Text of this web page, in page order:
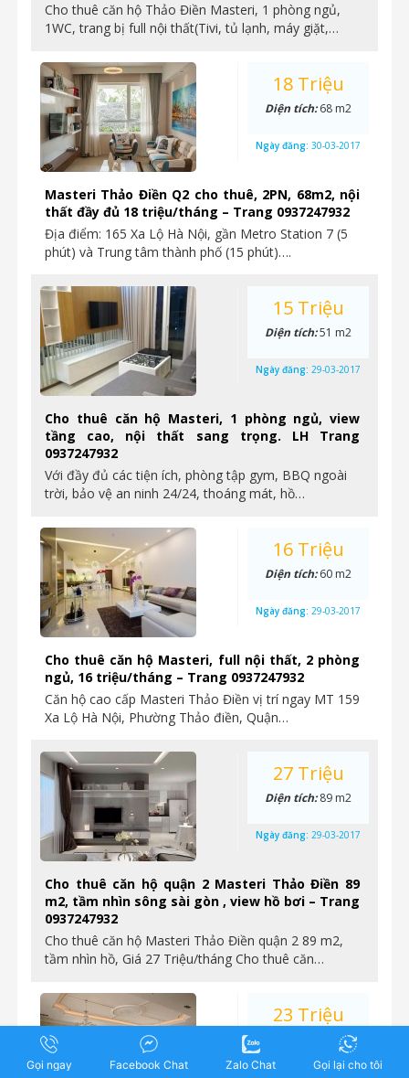
Cho thuê căn hộ Thảo Điền Masteri, 1 phòng ngủ,
1WC, trang bị full nội thất(Tivi, tủ lạnh, máy giặt,…
Masteri Thảo Điền Q2 cho thuê, 2PN, 68m2, nội
thất đầy đủ 18 triệu/tháng – Trang 0937247932
Địa điểm: 165 Xa Lộ Hà Nội, gần Metro Station 7 (5
phút) và Trung tâm thành phố (15 phút)….
18 Triệu
Diện tích:68 m2
Ngày đăng: 30-03-2017
Cho thuê căn hộ Masteri, 1 phòng ngủ, view
tầng cao, nội thất sang trọng. LH Trang
0937247932
Với đầy đủ các tiện ích, phòng tập gym, BBQ ngoài
trời, bảo vệ an ninh 24/24, thoáng mát, hồ…
15 Triệu
Diện tích:51 m2
Ngày đăng: 29-03-2017
Cho thuê căn hộ Masteri, full nội thất, 2 phòng
ngủ, 16 triệu/tháng – Trang 0937247932
Căn hộ cao cấp Masteri Thảo Điền vị trí ngay MT 159
Xa Lộ Hà Nội, Phường Thảo điền, Quận…
16 Triệu
Diện tích:60 m2
Ngày đăng: 29-03-2017
Cho thuê căn hộ quận 2 Masteri Thảo Điền 89
m2, tầm nhìn sông sài gòn , view hồ bơi – Trang
0937247932
Cho thuê căn hộ Masteri Thảo Điền quận 2 89 m2,
tầm nhìn hồ, Giá 27 Triệu/tháng Cho thuê căn…
27 Triệu
Diện tích:89 m2
Ngày đăng: 29-03-2017
23 Triệu
86 m2
Gọi ngay Facebook Chat Zalo Chat Gọi lại cho tôi